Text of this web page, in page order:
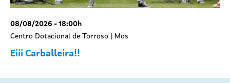
08/08/2026 - 18:00h
Centro Dotacional de Torroso | Mos
Eiii Carballeira!!